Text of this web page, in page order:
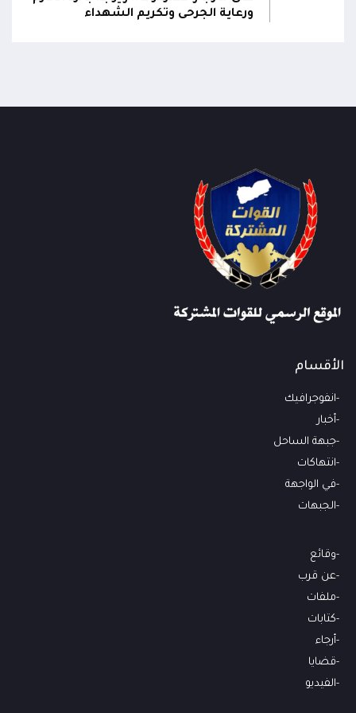
ورعاية الجرحى وتكريم الشهداء
الأقسام
انفوجرافيك
أخبار
جبهة الساحل
انتهاكات
في الواجهة
الجبهات
وقائع
عن قرب
ملفات
كتابات
أرجاء
قضايا
الفيديو